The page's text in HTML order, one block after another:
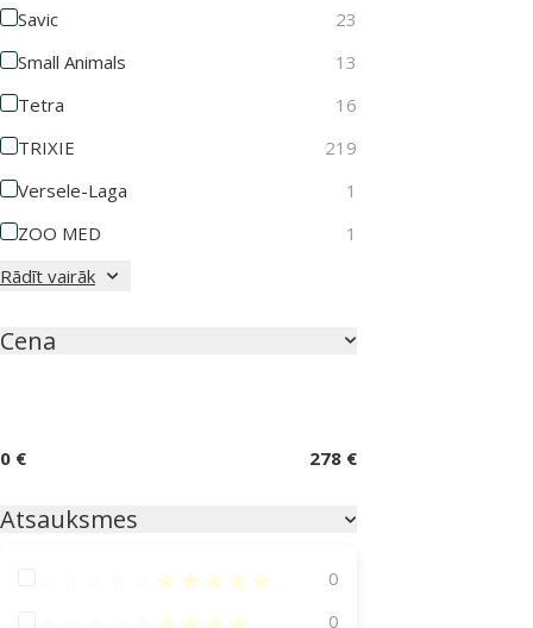
Savic
23
Small Animals
13
Tetra
16
TRIXIE
219
Versele-Laga
1
ZOO MED
1
Rādīt vairāk
Cena
0 € 278 €
Atsauksmes
Atsauksmes 100%
0
Atsauksmes 80%
0